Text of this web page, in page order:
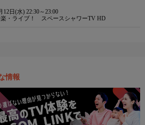
12日(水) 22:30～23:00
・ライブ！ スペースシャワーTV HD
情報